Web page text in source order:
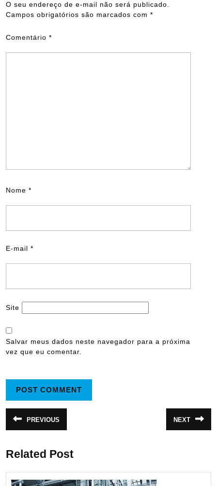
O seu endereço de e-mail não será publicado.
Campos obrigatórios são marcados com *
Comentário *
Nome *
E-mail *
Site
Salvar meus dados neste navegador para a próxima
vez que eu comentar.
Navegação
de
PREVIOUS
anterior:
NEXT
post:
Related Post